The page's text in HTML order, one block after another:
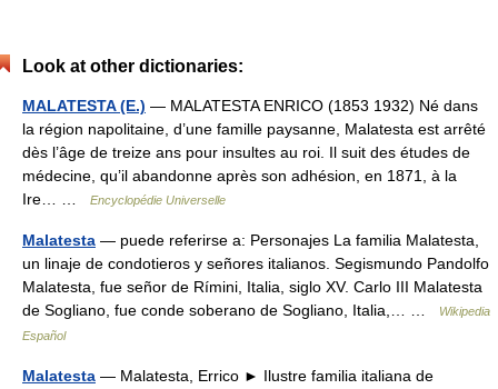
Look at other dictionaries:
MALATESTA (E.) — MALATESTA ENRICO (1853 1932) Né dans
la région napolitaine, d’une famille paysanne, Malatesta est arrêté
dès l’âge de treize ans pour insultes au roi. Il suit des études de
médecine, qu’il abandonne après son adhésion, en 1871, à la
Ire… …
Encyclopédie Universelle
Malatesta — puede referirse a: Personajes La familia Malatesta,
un linaje de condotieros y señores italianos. Segismundo Pandolfo
Malatesta, fue señor de Rímini, Italia, siglo XV. Carlo III Malatesta
de Sogliano, fue conde soberano de Sogliano, Italia,… …
Wikipedia
Español
Malatesta — Malatesta, Errico ► Ilustre familia italiana de